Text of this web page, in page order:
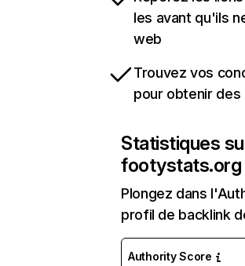
les avant qu'ils
web
Trouvez vos
pour obtenir des
Statistiques
footystats.org
Plongez dans
profil de backlink
Authority Score